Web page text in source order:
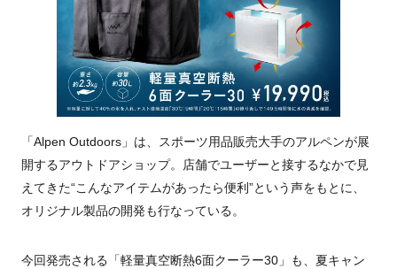
「Alpen Outdoors」は、スポーツ用品販売大手のアルペンが展
開するアウトドアショップ。店舗でユーザーと接するなかで見
えてきた“こんなアイテムがあったら便利”という声をもとに、
オリジナル製品の開発も行なっている。
今回発売される「軽量真空断熱6面クーラー30」も、夏キャン